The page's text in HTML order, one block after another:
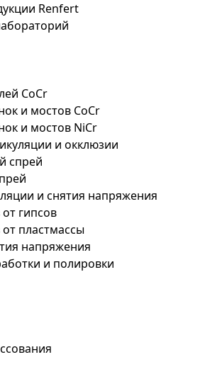
Renfert
CoCr
и мостов CoCr
и мостов NiCr
и окклюзии
спрей
и снятия напряжения
гипсов
пластмассы
напряжения
и полировки